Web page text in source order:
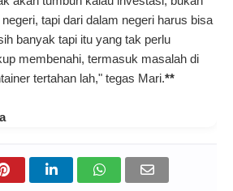
tapi dari dalam negeri harus bisa
banyak tapi itu yang tak perlu
membenahi, termasuk masalah di
tertahan lah," tegas Mari.**